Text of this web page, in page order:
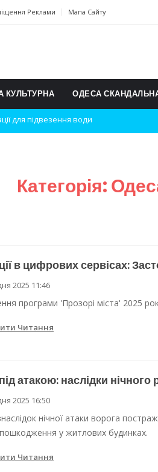
Реклами Мапа Сайту
КУЛЬТУРНА ОДЕСА
чемпіонаті з карате
для підвезення води
Категорія:
в цифрових сервісах:
2025 11:46
програми 'Прозорі міста' 2025
Читання
атакою: наслідки нічного
2025 16:50
нічної атаки ворога
у житлових будинках.
Читання